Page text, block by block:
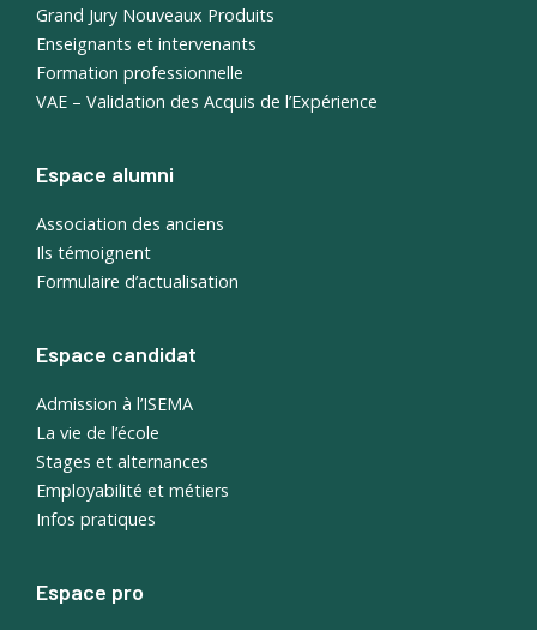
Grand Jury Nouveaux Produits
Enseignants et intervenants
Formation professionnelle
VAE – Validation des Acquis de l’Expérience
Espace alumni
Association des anciens
Ils témoignent
Formulaire d’actualisation
Espace candidat
Admission à l’ISEMA
La vie de l’école
Stages et alternances
Employabilité et métiers
Infos pratiques
Espace pro